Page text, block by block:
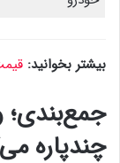
بیشتر بخوانید:
جمع‌بندی؛
چندپاره